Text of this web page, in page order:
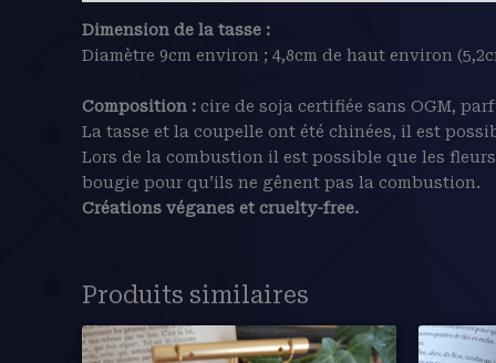
Dimension de la tasse :
Diamètre 9cm environ ; 4,8cm de haut environ
Composition :cire de soja certifiée sans OGM,
La tasse et la coupelle ont été chinées, il est
Lors de la combustion il est possible que les
bougie pour qu’ils ne gênent pas la combustion.
Créations véganes et cruelty-free.
Produits similaires